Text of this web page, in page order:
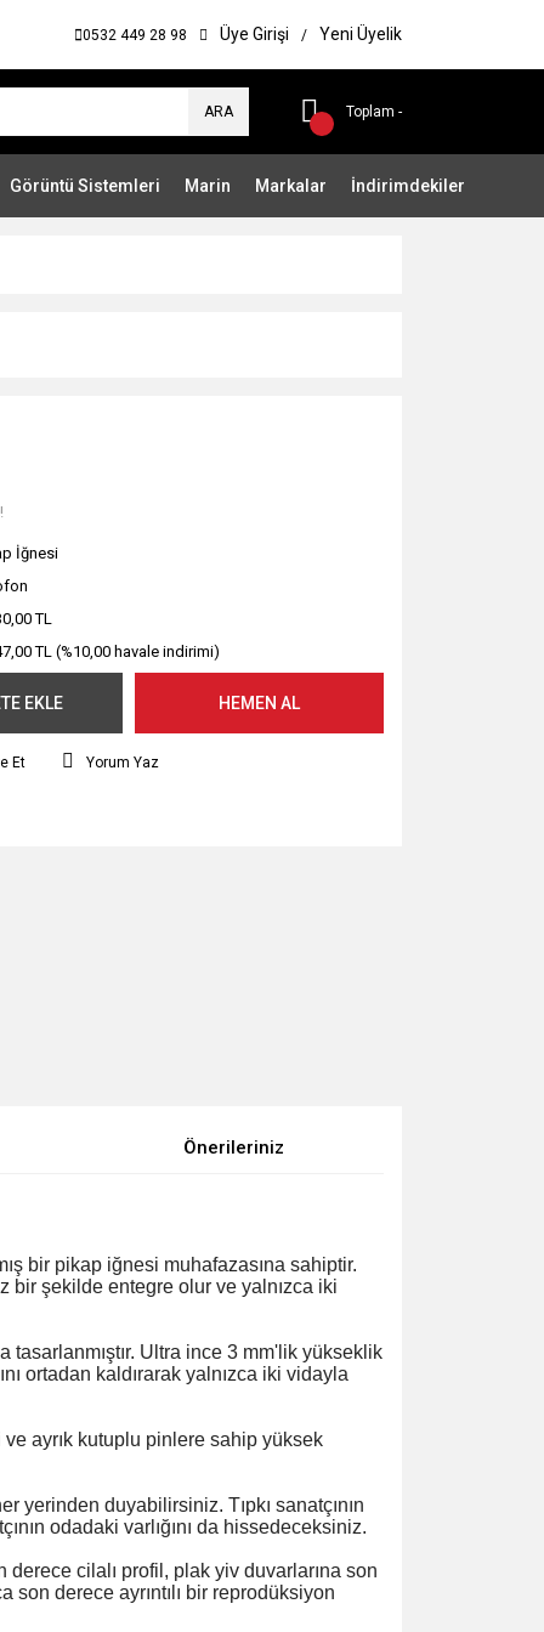
0532 449 28 98 Üye Girişi / Yeni Üyelik
ARA Toplam -
Görüntü Sistemleri Marin Markalar İndirimdekiler
İğnesi
TL
TL (%10,00 havale indirimi)
EKLE HEMEN AL
Et Yorum Yaz
Önerileriniz
bir pikap iğnesi muhafazasına sahiptir.
bir şekilde entegre olur ve yalnızca iki
Ultra ince 3 mm'lik yükseklik
ortadan kaldırarak yalnızca iki vidayla
ayrık kutuplu pinlere sahip yüksek
yerinden duyabilirsiniz. Tıpkı sanatçının
odadaki varlığını da hissedeceksiniz.
cilalı profil, plak yiv duvarlarına son
derece ayrıntılı bir reprodüksiyon